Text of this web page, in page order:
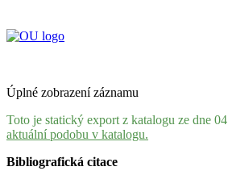
Úplné zobrazení záznamu
Toto je statický export z katalogu ze dne
aktuální podobu v katalogu.
Bibliografická citace